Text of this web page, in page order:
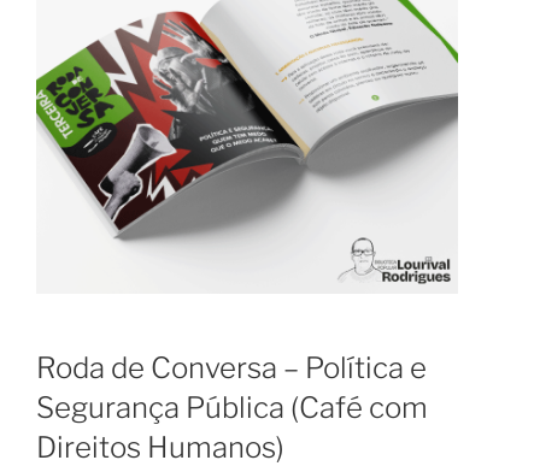
Roda de Conversa – Política e
Segurança Pública (Café com
Direitos Humanos)